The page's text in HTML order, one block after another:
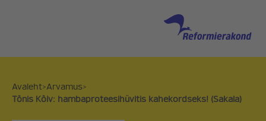
Avaleht>Arvamus>
Tõnis Kõiv: hambaproteesihüvitis kahekordseks! (Sakala)